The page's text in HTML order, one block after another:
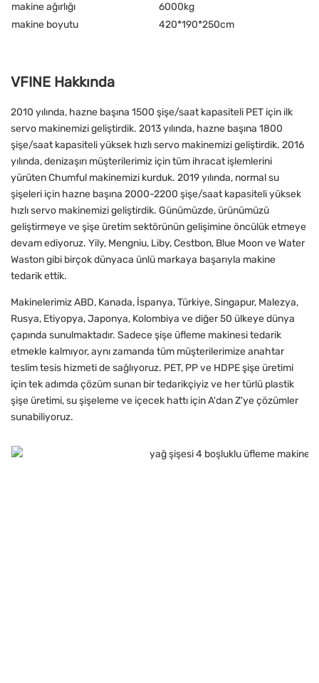
makine ağırlığı
6000kg
makine boyutu
420*190*250cm
VFINE Hakkında
2010 yılında, hazne başına 1500 şişe/saat kapasiteli PET için ilk
servo makinemizi geliştirdik. 2013 yılında, hazne başına 1800
şişe/saat kapasiteli yüksek hızlı servo makinemizi geliştirdik. 2016
yılında, denizaşırı müşterilerimiz için tüm ihracat işlemlerini
yürüten Chumful makinemizi kurduk. 2019 yılında, normal su
şişeleri için hazne başına 2000-2200 şişe/saat kapasiteli yüksek
hızlı servo makinemizi geliştirdik. Günümüzde, ürünümüzü
geliştirmeye ve şişe üretim sektörünün gelişimine öncülük etmeye
devam ediyoruz. Yily, Mengniu, Liby, Cestbon, Blue Moon ve Water
Waston gibi birçok dünyaca ünlü markaya başarıyla makine
tedarik ettik.
Makinelerimiz ABD, Kanada, İspanya, Türkiye, Singapur, Malezya,
Rusya, Etiyopya, Japonya, Kolombiya ve diğer 50 ülkeye dünya
çapında sunulmaktadır. Sadece şişe üfleme makinesi tedarik
etmekle kalmıyor, aynı zamanda tüm müşterilerimize anahtar
teslim tesis hizmeti de sağlıyoruz. PET, PP ve HDPE şişe üretimi
için tek adımda çözüm sunan bir tedarikçiyiz ve her türlü plastik
şişe üretimi, su şişeleme ve içecek hattı için A'dan Z'ye çözümler
sunabiliyoruz.